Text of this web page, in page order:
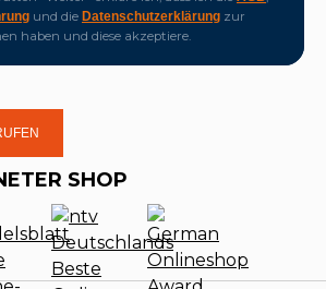
und die Datenschutzerklärung zur
haben und diese akzeptiere.
SHOP